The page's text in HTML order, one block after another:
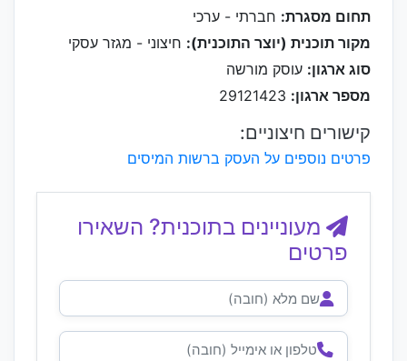
תחום מסגרת: חברתי - ערכי
מקור תוכנית (יוצר התוכנית): חיצוני - מגזר עסקי
סוג ארגון: עוסק מורשה
מספר ארגון:
קישורים חיצוניים:
פרטים נוספים על העסק ברשות המיסים
מעוניינים בתוכנית? השאירו
פרטים